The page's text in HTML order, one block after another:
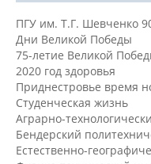
ПГУ им. Т.Г. Шевченко
Дни Великой Победы
75-летие Великой
2020 год здоровья
Приднестровье время
Студенческая жизнь
Аграрно-
Бендерский
Естественно-